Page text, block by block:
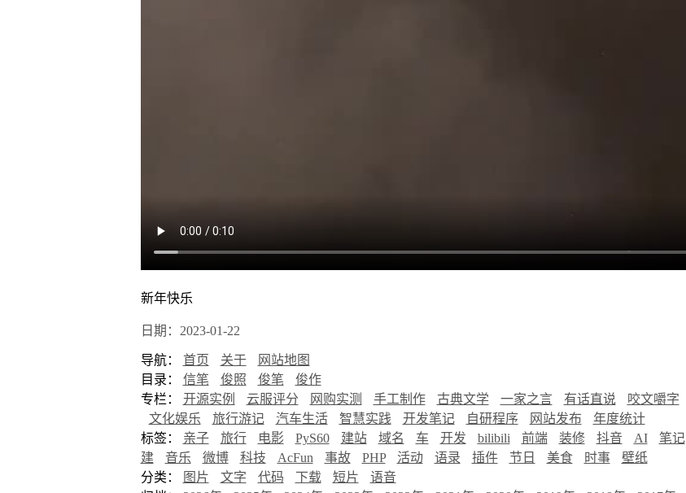
新年快乐
日期：2023-01-22
导航： 首页 关于
网站地图
目录： 信笔 俊照 俊笔
俊作
专栏： 开源实例 云服评分 网购实测 手工制作 古典文学 一家之言 有话直说 咬文嚼字
文化娱乐
旅行游记 汽车生活 智慧实践 开发笔记 自研程序 网站发布
年度统计
标签： 亲子 旅行 电影 PyS60 建站 域名 车 开发 bilibili 前端 装修 抖音 AI 笔记
建
音乐 微博 科技 AcFun 事故 PHP 活动 语录 插件 节日 美食 时事
壁纸
分类：
图片 文字 代码 下载 短片
语音